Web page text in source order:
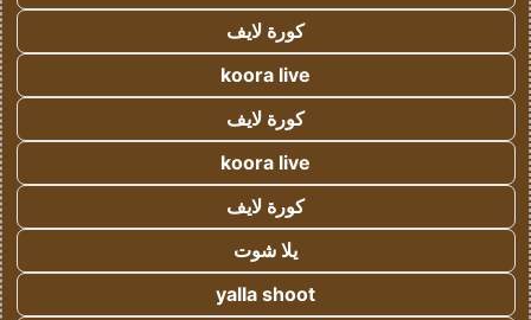
كورة لايف
koora live
كورة لايف
koora live
كورة لايف
يلا شوت
yalla shoot